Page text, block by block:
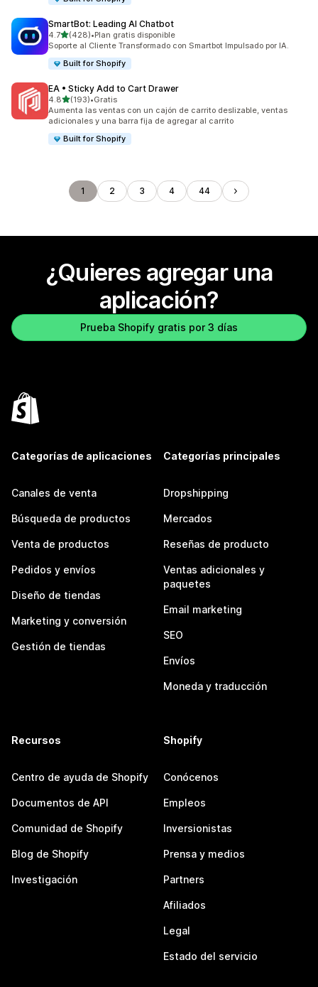
SmartBot: Leading AI Chatbot
4.7de 5 estrellas
(428)
428 reseñas en total
•Plan gratis disponible
Soporte al Cliente Transformado con Smartbot Impulsado por IA.
Built for Shopify
EA • Sticky Add to Cart Drawer
4.8de 5 estrellas
(193)
193 reseñas en total
•Gratis
Aumenta las ventas con un cajón de carrito deslizable, ventas
adicionales y una barra fija de agregar al carrito
Built for Shopify
1 2 3 4 44
¿Quieres agregar una
aplicación?
Prueba Shopify gratis por 3 días
Categorías de aplicaciones
Canales de venta
Búsqueda de productos
Venta de productos
Pedidos y envíos
Diseño de tiendas
Marketing y conversión
Gestión de tiendas
Categorías principales
Dropshipping
Mercados
Reseñas de producto
Ventas adicionales y
paquetes
Email marketing
SEO
Envíos
Moneda y traducción
Recursos
Centro de ayuda de Shopify
Documentos de API
Comunidad de Shopify
Blog de Shopify
Investigación
Shopify
Conócenos
Empleos
Inversionistas
Prensa y medios
Partners
Afiliados
Legal
Estado del servicio